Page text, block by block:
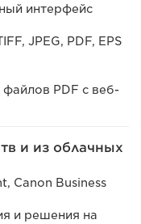
интерфейс
JPEG, PDF, EPS
PDF с веб-
и из облачных
Canon Business
и решения на